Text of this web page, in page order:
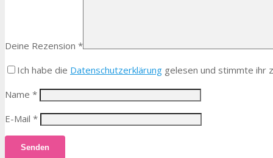
Deine Rezension *
Ich habe die Datenschutzerklärung gelesen und stimmte ihr
Name *
E-Mail *